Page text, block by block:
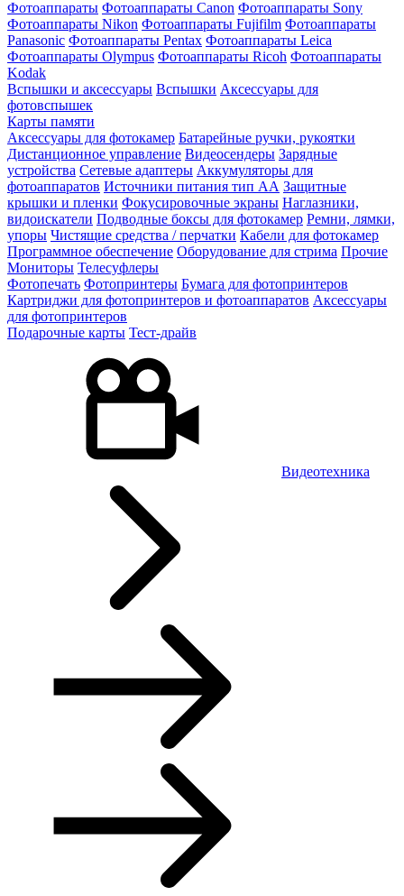
Фотоаппараты Фотоаппараты Canon Фотоаппараты Sony
Фотоаппараты Nikon Фотоаппараты Fujifilm Фотоаппараты
Panasonic Фотоаппараты Pentax Фотоаппараты Leica
Фотоаппараты Olympus Фотоаппараты Ricoh Фотоаппараты
Kodak
Вспышки и аксессуары Вспышки Аксессуары для
фотовспышек
Карты памяти
Аксессуары для фотокамер Батарейные ручки, рукоятки
Дистанционное управление Видеосендеры Зарядные
устройства Сетевые адаптеры Аккумуляторы для
фотоаппаратов Источники питания тип АА Защитные
крышки и пленки Фокусировочные экраны Наглазники,
видоискатели Подводные боксы для фотокамер Ремни, лямки,
упоры Чистящие средства / перчатки Кабели для фотокамер
Программное обеспечение Оборудование для стрима Прочие
Мониторы Телесуфлеры
Фотопечать Фотопринтеры Бумага для фотопринтеров
Картриджи для фотопринтеров и фотоаппаратов Аксессуары
для фотопринтеров
Подарочные карты Тест-драйв
Видеотехника